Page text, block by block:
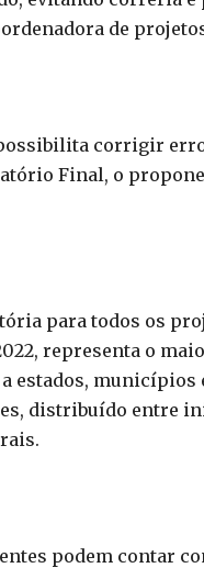
de
corrigir
Final, o
para todos os
representa o
estados, municípios
distribuído entre
podem contar